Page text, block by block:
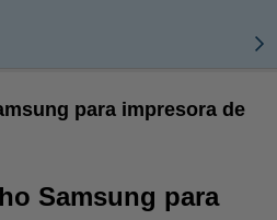
para impresora de
Samsung para